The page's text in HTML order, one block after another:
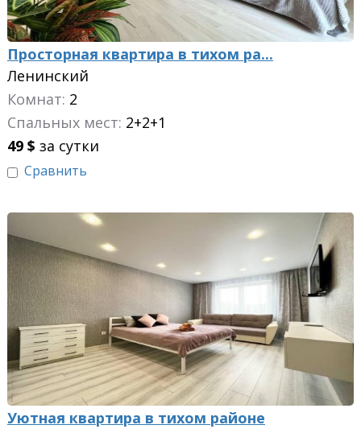
Просторная квартира в тихом ра...
Ленинский
Комнат: 2
Спальных мест: 2+2+1
49 $ за сутки
Сравнить
Уютная квартира в тихом районе